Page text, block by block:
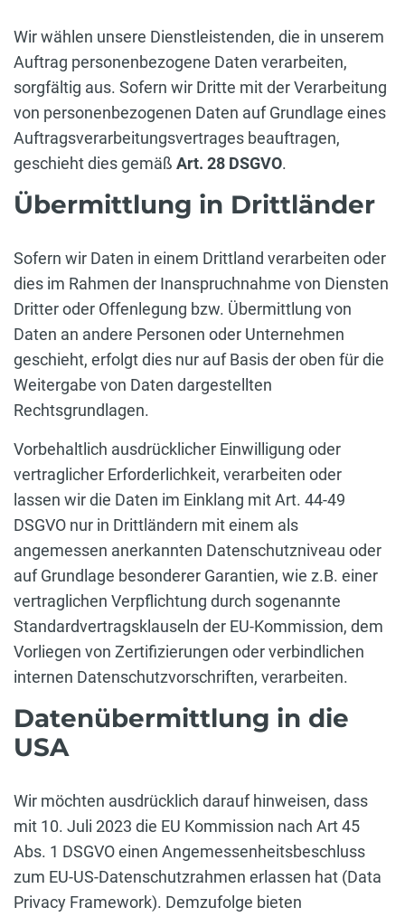
Wir wählen unsere Dienstleistenden, die in unserem
Auftrag personenbezogene Daten verarbeiten,
sorgfältig aus. Sofern wir Dritte mit der Verarbeitung
von personenbezogenen Daten auf Grundlage eines
Auftragsverarbeitungsvertrages beauftragen,
geschieht dies gemäß Art. 28 DSGVO.
Übermittlung in Drittländer
Sofern wir Daten in einem Drittland verarbeiten oder
dies im Rahmen der Inanspruchnahme von Diensten
Dritter oder Offenlegung bzw. Übermittlung von
Daten an andere Personen oder Unternehmen
geschieht, erfolgt dies nur auf Basis der oben für die
Weitergabe von Daten dargestellten
Rechtsgrundlagen.
Vorbehaltlich ausdrücklicher Einwilligung oder
vertraglicher Erforderlichkeit, verarbeiten oder
lassen wir die Daten im Einklang mit Art. 44-49
DSGVO nur in Drittländern mit einem als
angemessen anerkannten Datenschutzniveau oder
auf Grundlage besonderer Garantien, wie z.B. einer
vertraglichen Verpflichtung durch sogenannte
Standardvertragsklauseln der EU-Kommission, dem
Vorliegen von Zertifizierungen oder verbindlichen
internen Datenschutzvorschriften, verarbeiten.
Datenübermittlung in die
USA
Wir möchten ausdrücklich darauf hinweisen, dass
mit 10. Juli 2023 die EU Kommission nach Art 45
Abs. 1 DSGVO einen Angemessenheitsbeschluss
zum EU-US-Datenschutzrahmen erlassen hat (Data
Privacy Framework). Demzufolge bieten